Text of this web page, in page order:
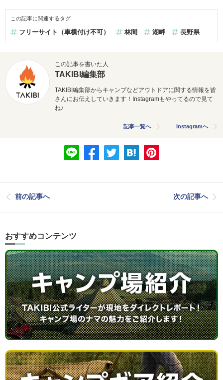
この記事に関連するタグ
フリーサイト（車横付け不可） 林間 湖畔 長野県
この記事を書いた人
TAKIBI編集部
TAKIBI編集部からキャンプなどアウトドアに関する情報を皆
さんにお伝えしていきます！Instagramもやってるので見て
ね♪
記事一覧へ Instagramへ
前の記事へ 次の記事へ
おすすめコンテンツ